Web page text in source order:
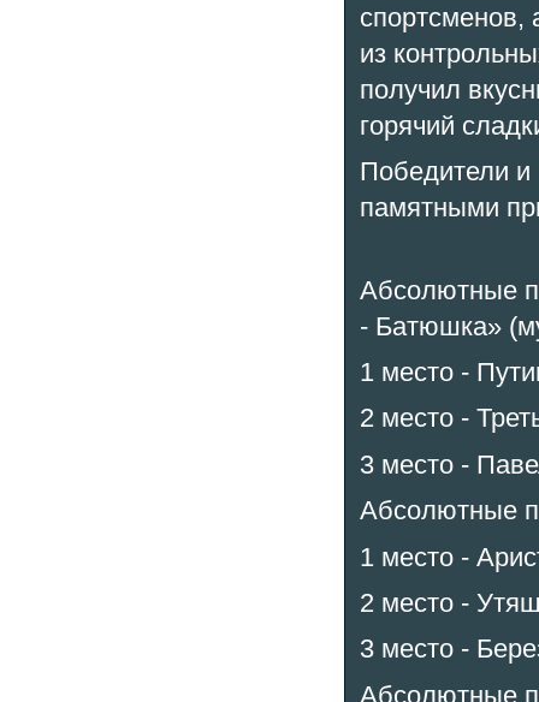
из
получил
горячий
Победители
памятными
Абсолютные
- Батюшка»
1 место -
2 место -
3 место -
Абсолютные
1 место -
2 место -
3 место -
Абсолютные